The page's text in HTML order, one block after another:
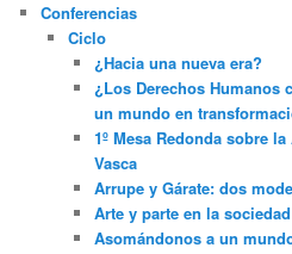
Conferencias
Ciclo
¿Hacia una nueva era?
¿Los Derechos Humanos
un mundo en
1º Mesa Redonda sobre
Vasca
Arrupe y Gárate: dos
Arte y parte en la
Asomándonos a un